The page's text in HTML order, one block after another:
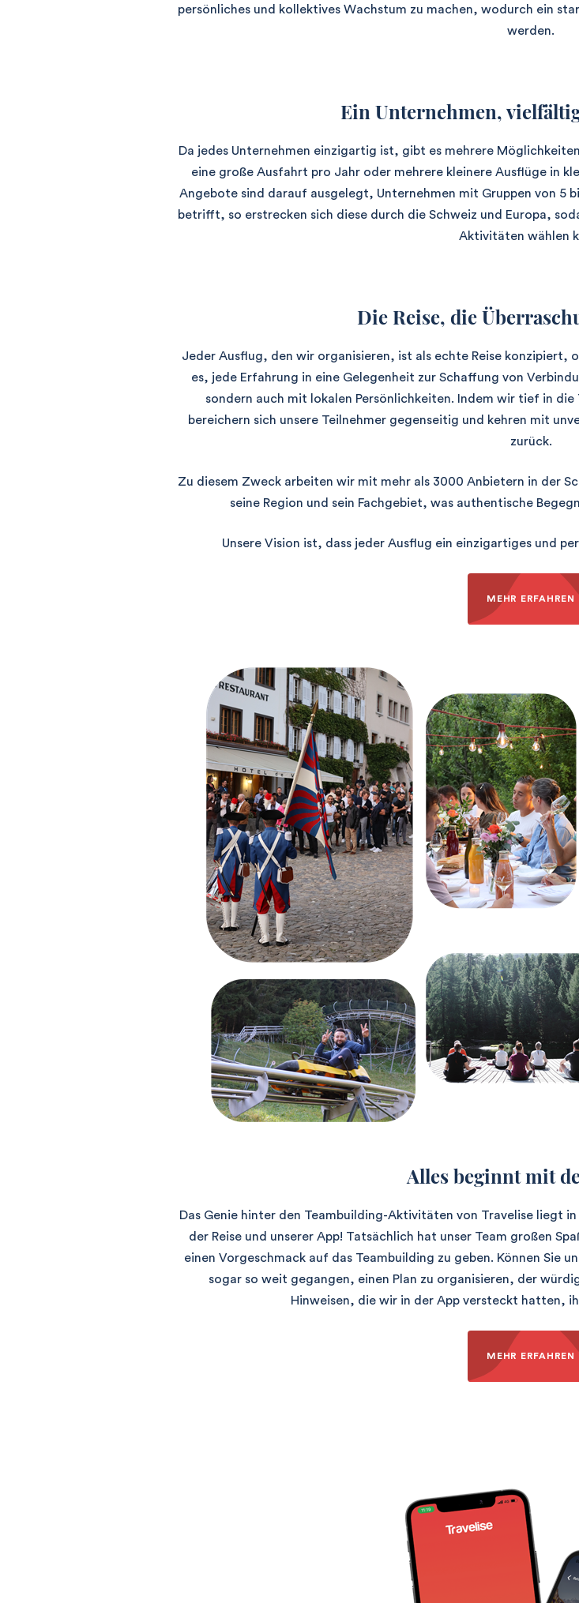
persönliches und kollektives Wachstum zu machen, wodurch ein
werden.
Ein Unternehmen,
Da jedes Unternehmen einzigartig ist, gibt es mehrere
eine große Ausfahrt pro Jahr oder mehrere kleinere Ausflüge in
Angebote sind darauf ausgelegt, Unternehmen mit Gruppen von 5
betrifft, so erstrecken sich diese durch die Schweiz und Europa,
Aktivitäten wählen
Die Reise, die
Jeder Ausflug, den wir organisieren, ist als echte Reise konzipiert,
es, jede Erfahrung in eine Gelegenheit zur Schaffung von
sondern auch mit lokalen Persönlichkeiten. Indem wir tief in
bereichern sich unsere Teilnehmer gegenseitig und kehren mit
zurück.
Zu diesem Zweck arbeiten wir mit mehr als 3000 Anbietern in der
seine Region und sein Fachgebiet, was authentische
Unsere Vision ist, dass jeder Ausflug ein einzigartiges und
MEHR ERFAHREN
Alles beginnt mit
Das Genie hinter den Teambuilding-Aktivitäten von Travelise liegt
der Reise und unserer App! Tatsächlich hat unser Team großen
einen Vorgeschmack auf das Teambuilding zu geben. Können Sie
sogar so weit gegangen, einen Plan zu organisieren, der
Hinweisen, die wir in der App versteckt hatten,
MEHR ERFAHREN